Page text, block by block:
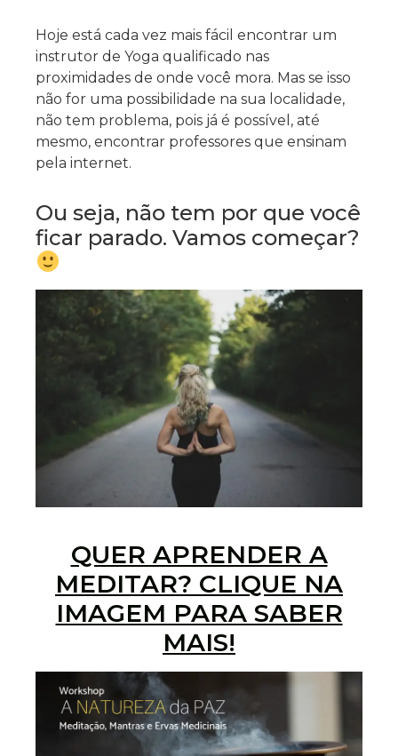
Hoje está cada vez mais fácil encontrar um
instrutor de Yoga qualificado nas
proximidades de onde você mora. Mas se isso
não for uma possibilidade na sua localidade,
não tem problema, pois já é possível, até
mesmo, encontrar professores que ensinam
pela internet.
Ou seja, não tem por que você
ficar parado. Vamos começar?
QUER APRENDER A
MEDITAR? CLIQUE NA
IMAGEM PARA SABER
MAIS!